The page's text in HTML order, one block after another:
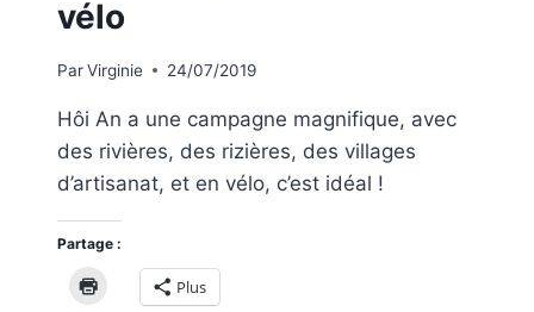
vélo
ParVirginie 24/07/2019
Hôi An a une campagne magnifique, avec
des rivières, des rizières, des villages
d’artisanat, et en vélo, c’est idéal !
Partage :
Plus